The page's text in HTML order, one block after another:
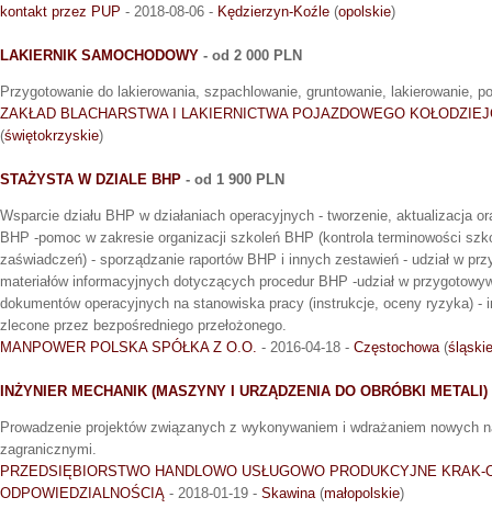
kontakt przez PUP - 2018-08-06 - Kędzierzyn-Koźle (opolskie)
LAKIERNIK SAMOCHODOWY - od 2 000 PLN
Przygotowanie do lakierowania, szpachlowanie, gruntowanie, lakierowanie,
ZAKŁAD BLACHARSTWA I LAKIERNICTWA POJAZDOWEGO
(świętokrzyskie)
STAŻYSTA W DZIALE BHP - od 1 900 PLN
Wsparcie działu BHP w działaniach operacyjnych - tworzenie, aktualizacja
BHP -pomoc w zakresie organizacji szkoleń BHP (kontrola terminowości
zaświadczeń) - sporządzanie raportów BHP i innych zestawień - udział w
materiałów informacyjnych dotyczących procedur BHP -udział w
dokumentów operacyjnych na stanowiska pracy (instrukcje, oceny ryzyka) -
zlecone przez bezpośredniego przełożonego.
MANPOWER POLSKA SPÓŁKA Z O.O. - 2016-04-18 - Częstochowa(śląskie
INŻYNIER MECHANIK (MASZYNY I URZĄDZENIA DO OBRÓBKI METALI)
Prowadzenie projektów związanych z wykonywaniem i wdrażaniem nowych
zagranicznymi.
PRZEDSIĘBIORSTWO HANDLOWO USŁUGOWO PRODUKCYJNE
ODPOWIEDZIALNOŚCIĄ - 2018-01-19 - Skawina(małopolskie)